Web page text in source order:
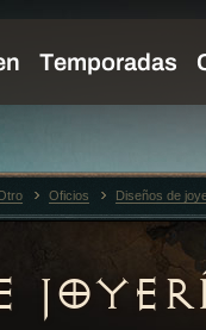
Oficios Diseños de